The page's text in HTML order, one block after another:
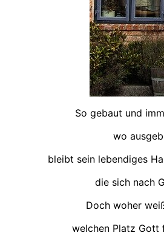
So gebaut und
wo
bleibt sein lebendiges
die sich nach
Doch woher
welchen Platz Gott